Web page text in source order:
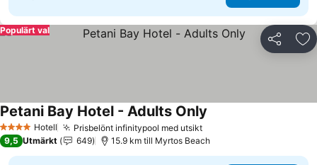
Dela
Populärt val
4 StjärnorHotell Prisbelönt infinitypool med utsiktSe priser
Petani Bay Hotel - Adults Only
9,5 Utmärkt 649 15.9 km till Myrtos Beach